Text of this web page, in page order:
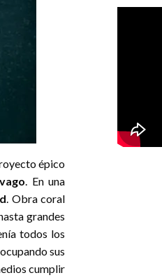
épico
. En una
. Obra coral
grandes
todos los
sus
cumplir